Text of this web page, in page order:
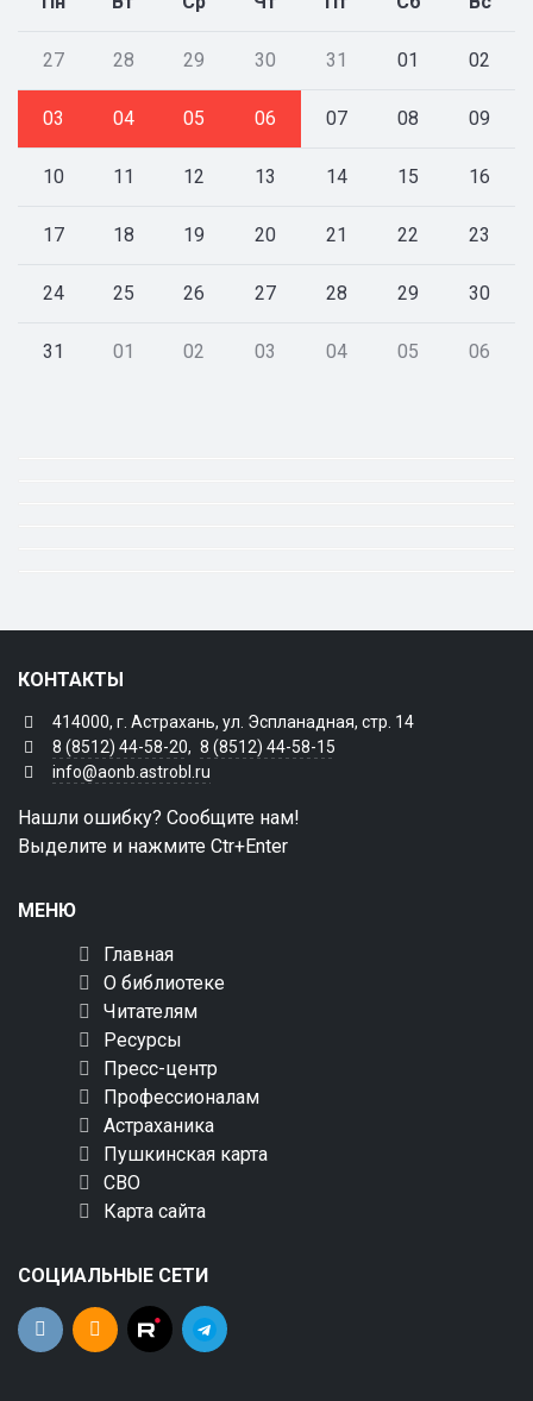
27 28 29 30 31 01 02
03 04 05 06 07 08 09
10 11 12 13 14 15 16
17 18 19 20 21 22 23
24 25 26 27 28 29 30
31 01 02 03 04 05 06
КОНТАКТЫ
414000, г. Астрахань, ул. Эспланадная, стр. 14
8 (8512) 44-58-20, 8 (8512) 44-58-15
info@aonb.astrobl.ru
Нашли ошибку? Сообщите нам!
Выделите и нажмите Ctr+Enter
МЕНЮ
Главная
О библиотеке
Читателям
Ресурсы
Пресс-центр
Профессионалам
Астраханика
Пушкинская карта
СВО
Карта сайта
СОЦИАЛЬНЫЕ СЕТИ